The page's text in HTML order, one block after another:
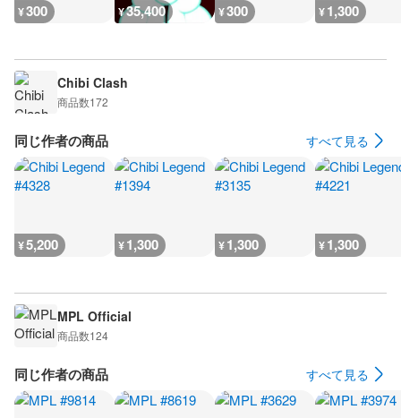
¥300 ¥35,400 ¥300 ¥1,300
Chibi Clash
商品数172
同じ作者の商品 すべて見る
¥5,200 ¥1,300 ¥1,300 ¥1,300
MPL Official
商品数124
同じ作者の商品 すべて見る